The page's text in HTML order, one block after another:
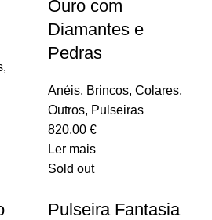
,
Ouro com
Diamantes e
Pedras
Anéis, Brincos, Colares,
Outros, Pulseiras
820,00 €
Ler mais
Sold out
Pulseira Fantasia